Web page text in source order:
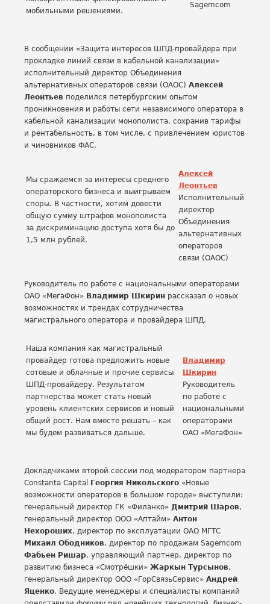
мобильными решениями.
Sagemcom
В сообщении «Защита интересов ШПД-провайдера при
прокладке линий связи в кабельной канализации»
исполнительный директор Объединения
альтернативных операторов связи (ОАОС) Алексей
Леонтьев поделился петербургским опытом
проникновения и работы сети независимого оператора в
кабельной канализации монополиста, сохранив тарифы
и рентабельность, в том числе, с привлечением юристов
и чиновников ФАС.
Мы сражаемся за интересы среднего
операторского бизнеса и выигрываем
споры. В частности, хотим довести
общую сумму штрафов монополиста
за дискриминацию доступа хотя бы до
1,5 млн рублей.
Алексей
Леонтьев
Исполнительный
директор
Объединения
альтернативных
операторов
связи (ОАОС)
Руководитель по работе с национальными операторами
ОАО «МегаФон» Владимир Шкирин рассказал о новых
возможностях и трендах сотрудничества
магистрального оператора и провайдера ШПД.
Наша компания как магистральный
провайдер готова предложить новые
сотовые и облачные и прочие сервисы
ШПД-провайдеру. Результатом
партнерства может стать новый
уровень клиентских сервисов и новый
общий рост. Нам вместе решать – как
мы будем развиваться дальше.
Владимир
Шкирин
Руководитель
по работе с
национальными
операторами
ОАО «МегаФон»
Докладчиками второй сессии под модератором партнера
Constanta Capital
Георгия Никольского «Новые
возможности операторов в большом городе» выступили:
генеральный директор ГК «Филанко» Дмитрий Шаров,
генеральный директор ООО «Аптайм» Антон
Нехороших, директор по эксплуатации ОАО МГТС
Михаил Ободников, директор по продажам Sagemcom
Фабьен Ришар, управляющий партнер, директор по
развитию бизнеса «Смотрёшки» Жаркын Турсынов,
генеральный директор ООО «ГорСвязьСервис» Андрей
Яценко. Ведущие менеджеры и специалисты компаний